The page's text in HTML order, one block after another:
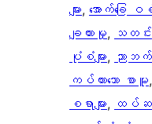
များ, အောက်ခြေ ဝ
ချထားမှု, သတင်း
ပုံစံများ, ညာဘက်
ကပ်ထားသော စာမူ,
စရာများ, ထပ်ဆ